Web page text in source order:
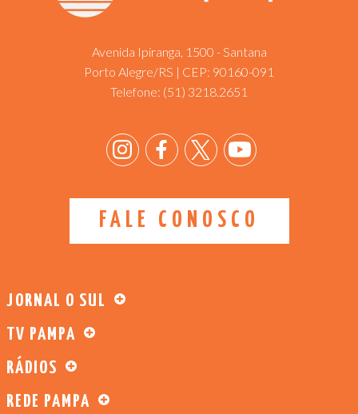
Avenida Ipiranga, 1500 - Santana
Porto Alegre/RS | CEP: 90160-091
Telefone: (51) 3218.2651
FALE CONOSCO
JORNAL O SUL
TV PAMPA
RÁDIOS
REDE PAMPA